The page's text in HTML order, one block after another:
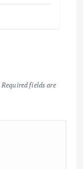
Required fields are